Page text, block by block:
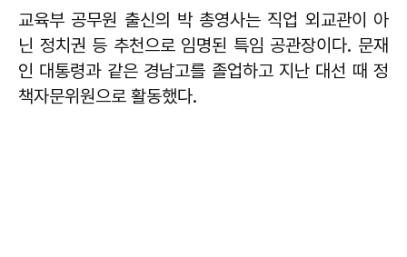
교육부 공무원 출신의 박 총영사는 직업 외교관이 아
닌 정치권 등 추천으로 임명된 특임 공관장이다. 문재
인 대통령과 같은 경남고를 졸업하고 지난 대선 때 정
책자문위원으로 활동했다.